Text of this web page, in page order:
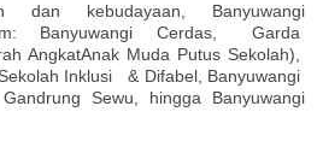
dan kebudayaan, Banyuwangi
Banyuwangi Cerdas, Garda
AngkatAnak Muda Putus Sekolah),
Inklusi & Difabel, Banyuwangi
Sewu, hingga Banyuwangi